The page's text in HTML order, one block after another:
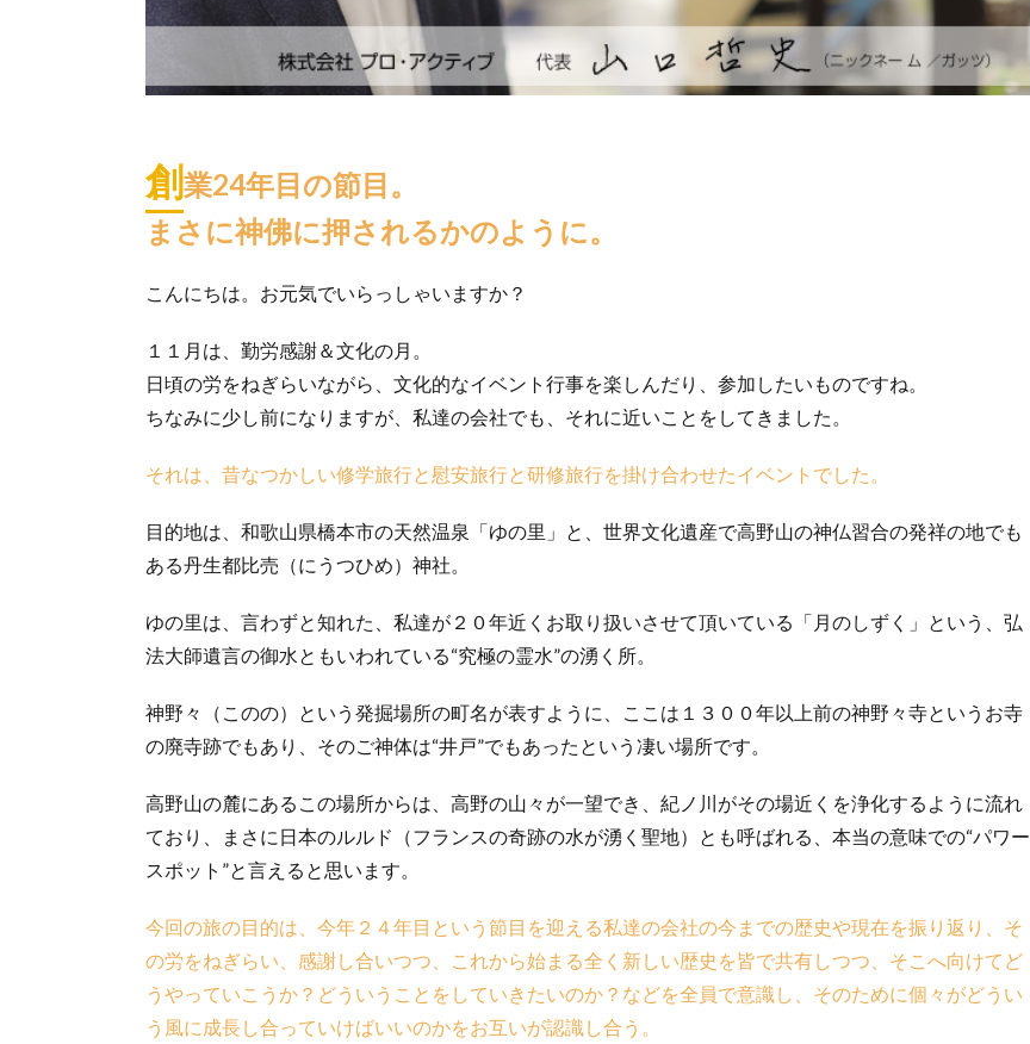
創業24年目の節目。
まさに神佛に押されるかのように。
こんにちは。お元気でいらっしゃいますか？
１１月は、勤労感謝＆文化の月。
日頃の労をねぎらいながら、文化的なイベント行事を楽しんだり、参加したいものですね。
ちなみに少し前になりますが、私達の会社でも、それに近いことをしてきました。
それは、昔なつかしい修学旅行と慰安旅行と研修旅行を掛け合わせたイベントでした。
目的地は、和歌山県橋本市の天然温泉「ゆの里」と、世界文化遺産で高野山の神仏習合の発祥の地でも
ある丹生都比売（にうつひめ）神社。
ゆの里は、言わずと知れた、私達が２０年近くお取り扱いさせて頂いている「月のしずく」という、弘
法大師遺言の御水ともいわれている“究極の霊水”の湧く所。
神野々（このの）という発掘場所の町名が表すように、ここは１３００年以上前の神野々寺というお寺
の廃寺跡でもあり、そのご神体は“井戸”でもあったという凄い場所です。
高野山の麓にあるこの場所からは、高野の山々が一望でき、紀ノ川がその場近くを浄化するように流れ
ており、まさに日本のルルド（フランスの奇跡の水が湧く聖地）とも呼ばれる、本当の意味での“パワー
スポット”と言えると思います。
今回の旅の目的は、今年２４年目という節目を迎える私達の会社の今までの歴史や現在を振り返り、そ
の労をねぎらい、感謝し合いつつ、これから始まる全く新しい歴史を皆で共有しつつ、そこへ向けてど
うやっていこうか？どういうことをしていきたいのか？などを全員で意識し、そのために個々がどうい
う風に成長し合っていけばいいのかをお互いが認識し合う。